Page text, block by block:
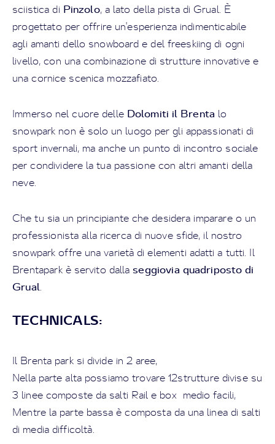
sciistica di Pinzolo, a lato della pista di Grual. È
progettato per offrire un'esperienza indimenticabile
agli amanti dello snowboard e del freeskiing di ogni
livello, con una combinazione di strutture innovative e
una cornice scenica mozzafiato.
Immerso nel cuore delle Dolomiti il Brenta lo
snowpark non è solo un luogo per gli appassionati di
sport invernali, ma anche un punto di incontro sociale
per condividere la tua passione con altri amanti della
neve.
Che tu sia un principiante che desidera imparare o un
professionista alla ricerca di nuove sfide, il nostro
snowpark offre una varietà di elementi adatti a tutti. Il
Brentapark è servito dalla seggiovia quadriposto di
Grual.
TECHNICALS:
Il Brenta park si divide in 2 aree,
Nella parte alta possiamo trovare 12strutture divise su
3 linee composte da salti Rail e box medio facili,
Mentre la parte bassa è composta da una linea di salti
di media difficoltà.